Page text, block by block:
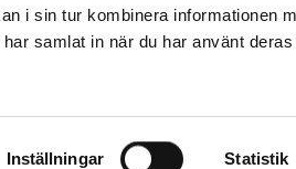
i sin tur kombinera informationen
samlat in när du har använt deras
Inställningar Statistik